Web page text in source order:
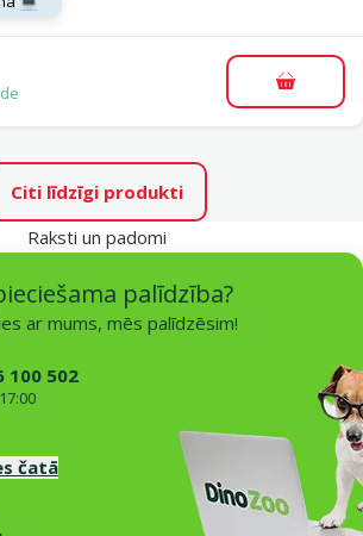
Citi līdzīgi produkti
Raksti un padomi
palīdzība?
ar mums, mēs palīdzēsim!
100 502
čatā